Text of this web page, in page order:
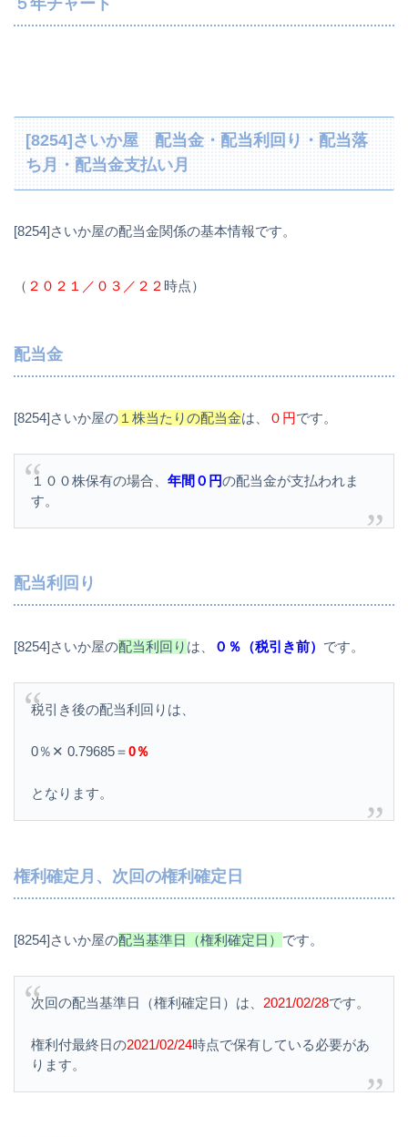
５年チャート
[8254]さいか屋 配当金・配当利回り・配当落
ち月・配当金支払い月
[8254]さいか屋の配当金関係の基本情報です。
（ ２０２１／０３／２２時点）
配当金
[8254]さいか屋の １株当たりの配当金は、 ０円です。
１００株保有の場合、 年間０円の配当金が支払われま
す。
配当利回り
[8254]さいか屋の配当利回り は、 ０％（税引き前） です。
税引き後の配当利回りは、
0％✕ 0.79685＝0％
となります。
権利確定月、次回の権利確定日
[8254]さいか屋の配当基準日（権利確定日） です。
次回の配当基準日（権利確定日）は、 2021/02/28です。
権利付最終日の2021/02/24時点で保有している必要があ
ります。